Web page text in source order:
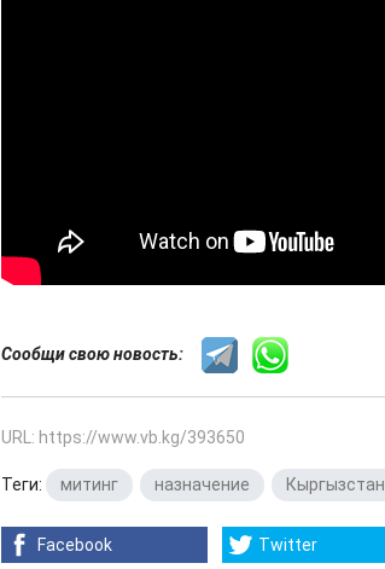
Сообщи свою новость:
URL: https://www.vb.kg/393650
Теги: митинг назначение Кыргызстан
Facebook Twitter